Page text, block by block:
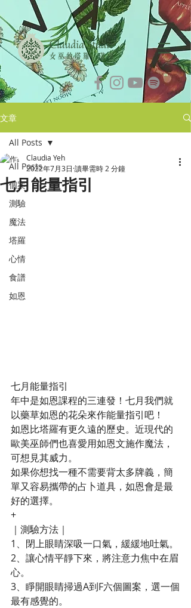
文章
All Posts
個案
測驗
魔法
塔羅
心情
食譜
如恩
All Posts
七月能量指引
Claudia Yeh
2022年7月3日 讀畢需時 2 分鐘
七月能量指引
年中是如恩課程的三連發！七月我們就
以藥草如恩的花朵來作能量指引吧！
如恩比塔羅有更久遠的歷史。近現代的
歐美巫師們也喜愛用如恩文施作魔法，
可想見其威力。
如果你想找一種不需要背太多牌義，簡
單又容易攜帶的占卜道具，如恩會是最
好的選擇。
+
｜測驗方法｜
1、閉上眼睛深吸一口氣，緩緩地吐氣。
2、讓心情平靜下來，將注意力焦中在眉
心。
3、睜開眼睛掃過A到F六個圖案，選一個
最有感覺的。